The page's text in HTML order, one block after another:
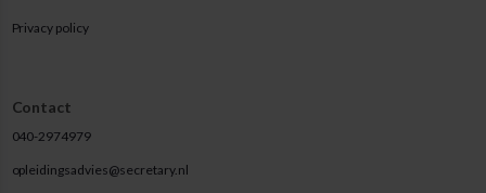
Privacy policy
Contact
040-2974979
opleidingsadvies@secretary.nl